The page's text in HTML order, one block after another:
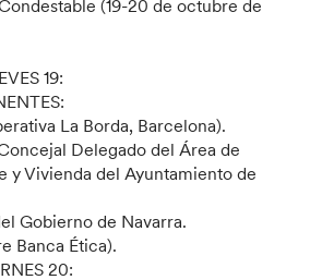
(19-20 de octubre de
19:
La Borda, Barcelona).
Delegado del Área de
y Vivienda del Ayuntamiento de
Gobierno de Navarra.
Banca Ética).
20: